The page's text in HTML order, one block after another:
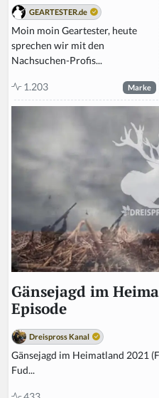
GEARTESTER.de
Moin moin Geartester, heute
sprechen wir mit den
Nachsuchen-Profis...
1.203 Marke
Gänsejagd im
Episode
Dreispross Kanal
Gänsejagd im Heimatland 2021
Fud...